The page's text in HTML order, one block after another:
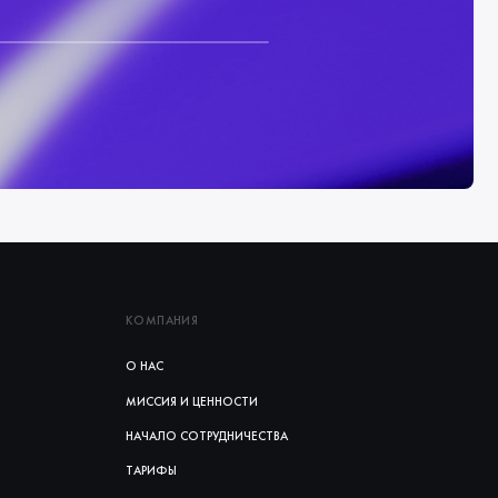
КОМПАНИЯ
О НАС
МИССИЯ И ЦЕННОСТИ
НАЧАЛО СОТРУДНИЧЕСТВА
ТАРИФЫ